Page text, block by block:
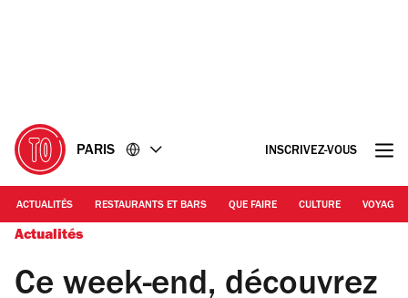
PARIS INSCRIVEZ-VOUS
ACTUALITÉS RESTAURANTS ET BARS QUE FAIRE CULTURE VOYAGE
Actualités
Ce week-end, découvrez